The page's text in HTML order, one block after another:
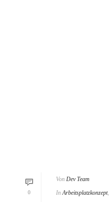
0
Von Dev Team
In Arbeitsplatzkonzept,